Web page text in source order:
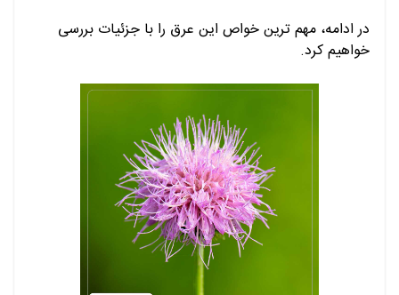
در ادامه، مهم ترین خواص این عرق را با جزئیات بررسی
خواهیم کرد.